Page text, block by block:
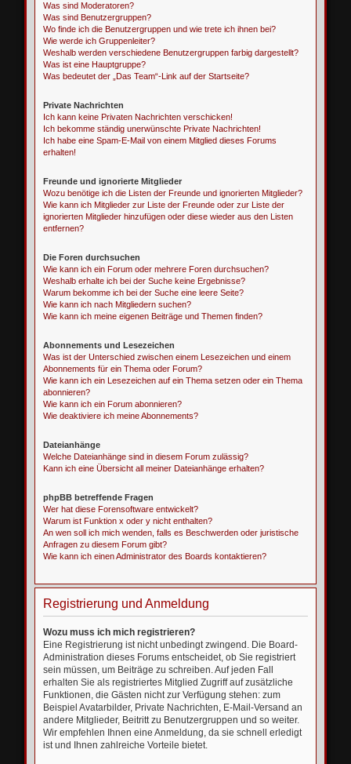
Was sind Moderatoren?
Was sind Benutzergruppen?
Wo finde ich die Benutzergruppen und wie trete ich ihnen bei?
Wie werde ich Gruppenleiter?
Weshalb werden verschiedene Benutzergruppen farbig dargestellt?
Was ist eine Hauptgruppe?
Was bedeutet der „Das Team“-Link auf der Startseite?
Private Nachrichten
Ich kann keine Privaten Nachrichten verschicken!
Ich bekomme ständig unerwünschte Private Nachrichten!
Ich habe eine Spam-E-Mail von einem Mitglied dieses Forums
erhalten!
Freunde und ignorierte Mitglieder
Wozu benötige ich die Listen der Freunde und ignorierten Mitglieder?
Wie kann ich Mitglieder zur Liste der Freunde oder zur Liste der
ignorierten Mitglieder hinzufügen oder diese wieder aus den Listen
entfernen?
Die Foren durchsuchen
Wie kann ich ein Forum oder mehrere Foren durchsuchen?
Weshalb erhalte ich bei der Suche keine Ergebnisse?
Warum bekomme ich bei der Suche eine leere Seite?
Wie kann ich nach Mitgliedern suchen?
Wie kann ich meine eigenen Beiträge und Themen finden?
Abonnements und Lesezeichen
Was ist der Unterschied zwischen einem Lesezeichen und einem
Abonnements für ein Thema oder Forum?
Wie kann ich ein Lesezeichen auf ein Thema setzen oder ein Thema
abonnieren?
Wie kann ich ein Forum abonnieren?
Wie deaktiviere ich meine Abonnements?
Dateianhänge
Welche Dateianhänge sind in diesem Forum zulässig?
Kann ich eine Übersicht all meiner Dateianhänge erhalten?
phpBB betreffende Fragen
Wer hat diese Forensoftware entwickelt?
Warum ist Funktion x oder y nicht enthalten?
An wen soll ich mich wenden, falls es Beschwerden oder juristische
Anfragen zu diesem Forum gibt?
Wie kann ich einen Administrator des Boards kontaktieren?
Registrierung und Anmeldung
Wozu muss ich mich registrieren?
Eine Registrierung ist nicht unbedingt zwingend. Die Board-
Administration dieses Forums entscheidet, ob Sie registriert
sein müssen, um Beiträge zu schreiben. Auf jeden Fall
erhalten Sie als registriertes Mitglied Zugriff auf zusätzliche
Funktionen, die Gästen nicht zur Verfügung stehen: zum
Beispiel Avatarbilder, Private Nachrichten, E-Mail-Versand an
andere Mitglieder, Beitritt zu Benutzergruppen und so weiter.
Wir empfehlen Ihnen eine Anmeldung, da sie schnell erledigt
ist und Ihnen zahlreiche Vorteile bietet.